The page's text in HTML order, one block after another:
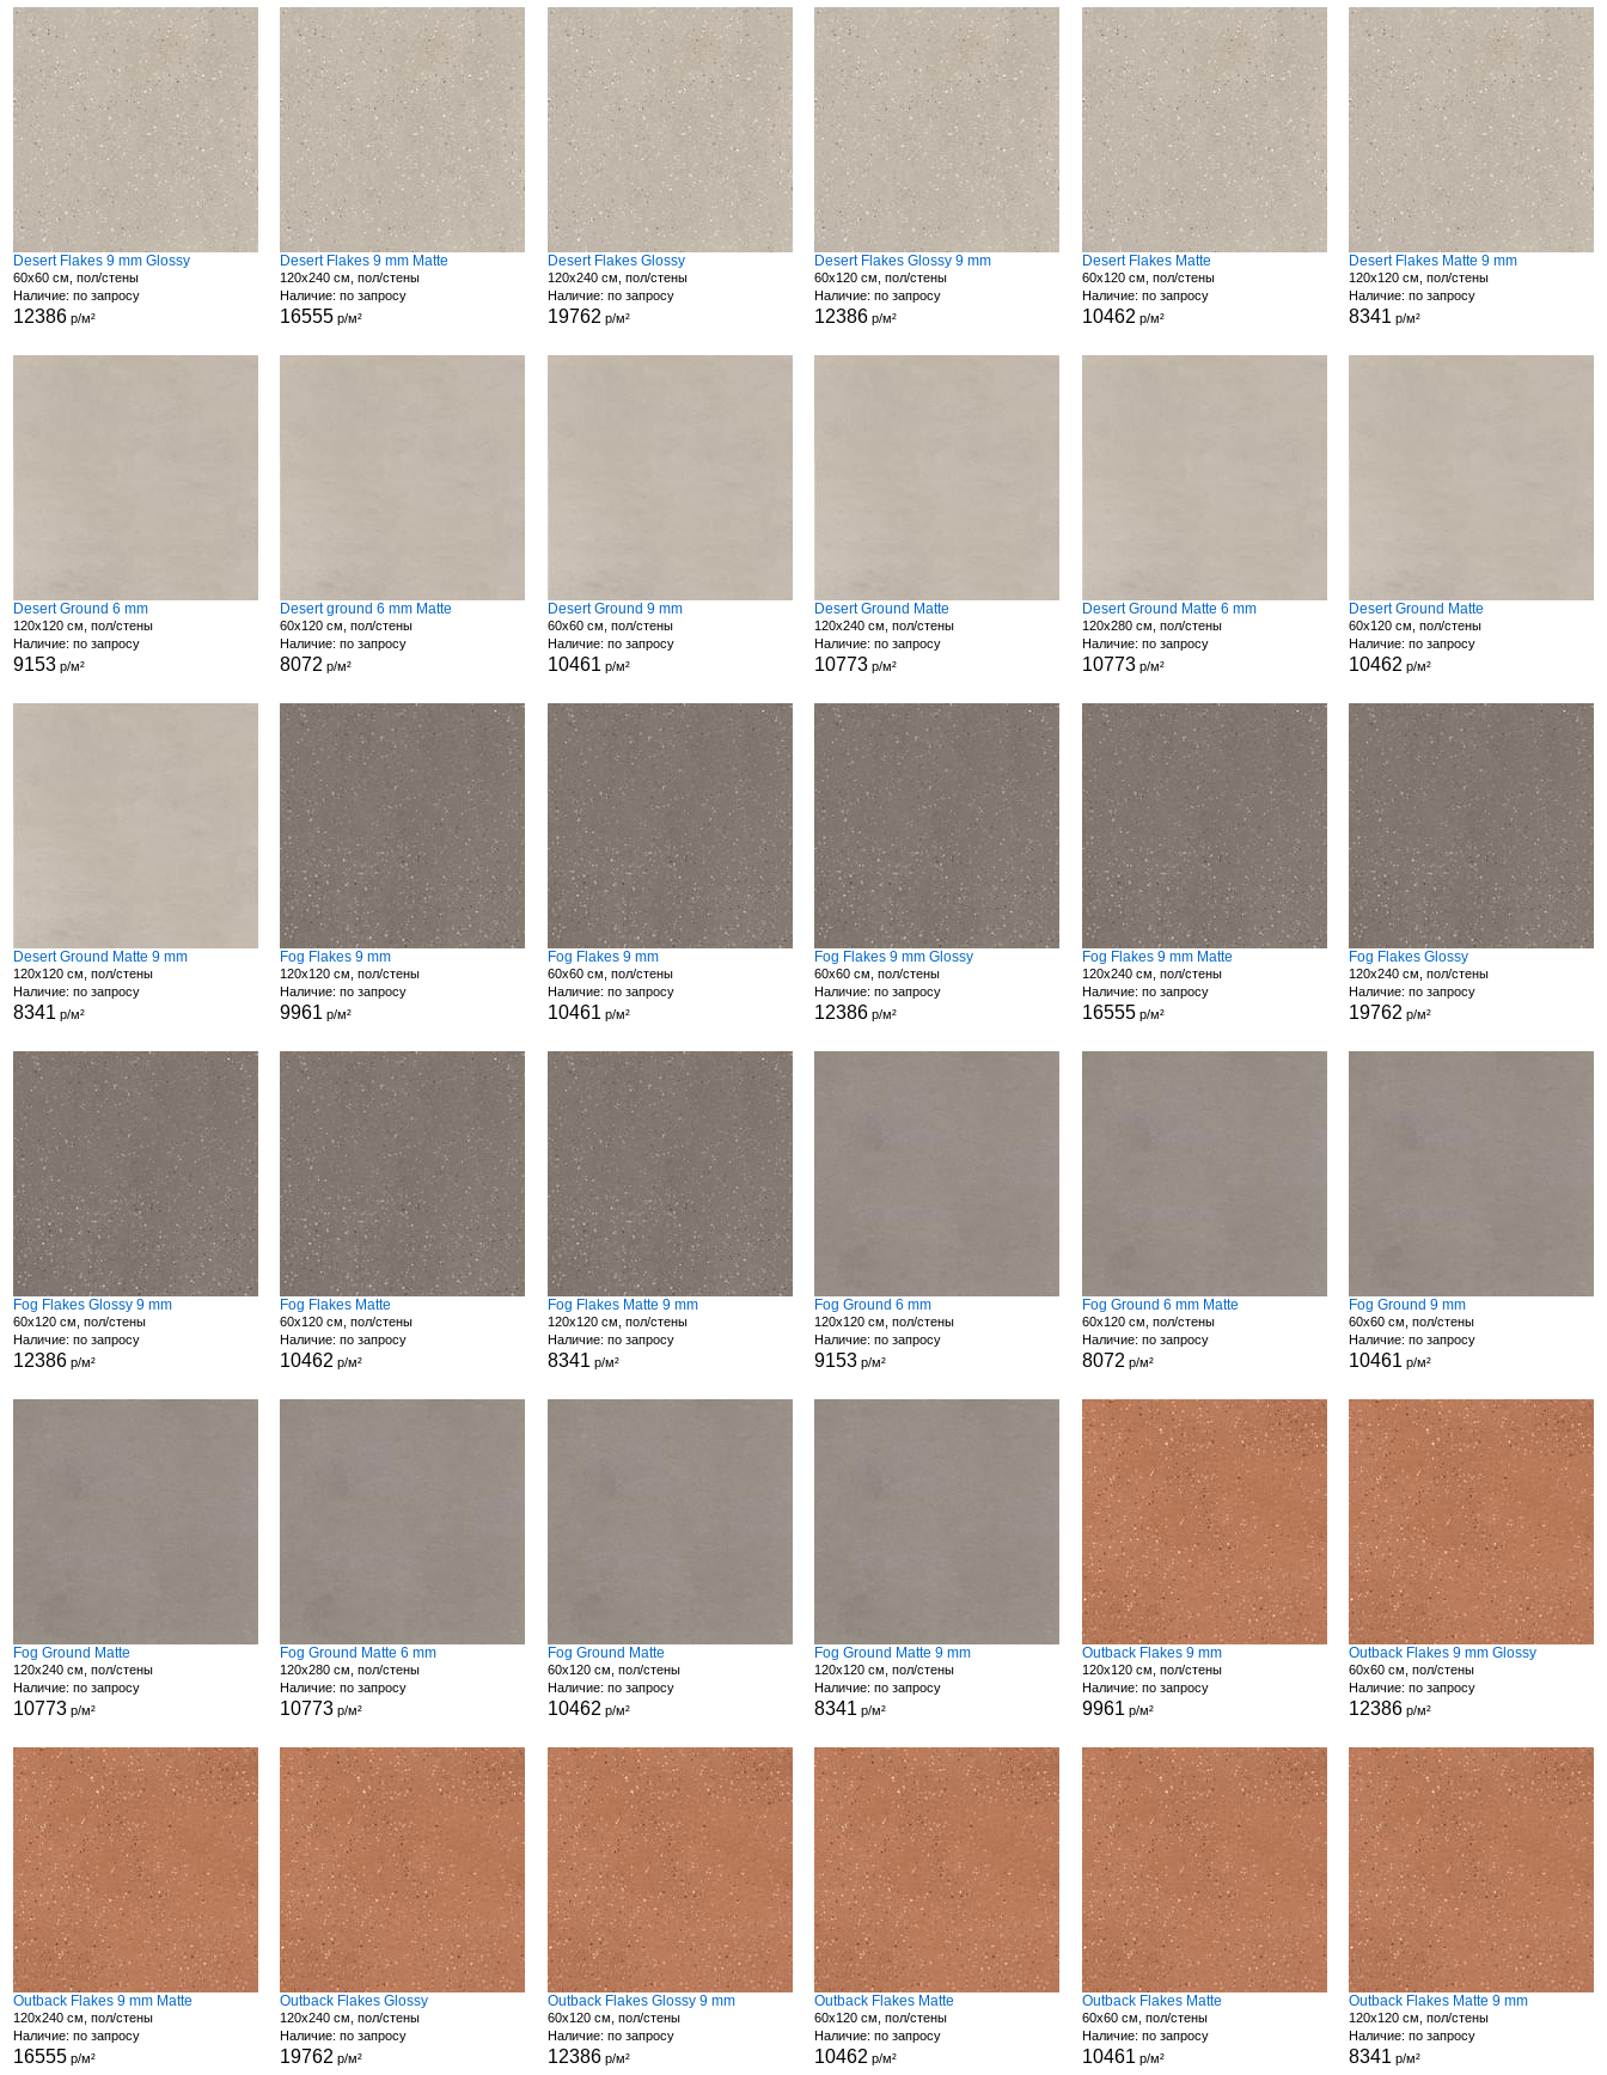
Desert Flakes 9 mm Glossy
60x60 см, пол/стены
Наличие: по запросу
12386р/м²
Desert Flakes 9 mm Matte
120x240 см, пол/стены
Наличие: по запросу
16555 р/м²
Desert Flakes Glossy
120x240 см, пол/стены
Наличие: по запросу
19762 р/м²
Desert Flakes Glossy 9 mm
60x120 см, пол/стены
Наличие: по запросу
12386 р/м²
Desert Flakes Matte
60x120 см, пол/стены
Наличие: по запросу
10462 р/м²
Desert Flakes Matte 9 mm
120x120 см, пол/стены
Наличие: по запросу
8341 р/м²
Desert Ground 6 mm
120x120 см, пол/стены
Наличие: по запросу
9153р/м²
Desert ground 6 mm Matte
60x120 см, пол/стены
Наличие: по запросу
8072 р/м²
Desert Ground 9 mm
60x60 см, пол/стены
Наличие: по запросу
10461 р/м²
Desert Ground Matte
120x240 см, пол/стены
Наличие: по запросу
10773 р/м²
Desert Ground Matte 6 mm
120x280 см, пол/стены
Наличие: по запросу
10773р/м²
Desert Ground Matte
60x120 см, пол/стены
Наличие: по запросу
10462 р/м²
Desert Ground Matte 9 mm
120x120 см, пол/стены
Наличие: по запросу
8341 р/м²
Fog Flakes 9 mm
120x120 см, пол/стены
Наличие: по запросу
9961 р/м²
Fog Flakes 9 mm
60x60 см, пол/стены
Наличие: по запросу
10461 р/м²
Fog Flakes 9 mm Glossy
60x60 см, пол/стены
Наличие: по запросу
12386 р/м²
Fog Flakes 9 mm Matte
120x240 см, пол/стены
Наличие: по запросу
16555р/м²
Fog Flakes Glossy
120x240 см, пол/стены
Наличие: по запросу
19762 р/м²
Fog Flakes Glossy 9 mm
60x120 см, пол/стены
Наличие: по запросу
12386р/м²
Fog Flakes Matte
60x120 см, пол/стены
Наличие: по запросу
10462 р/м²
Fog Flakes Matte 9 mm
120x120 см, пол/стены
Наличие: по запросу
8341 р/м²
Fog Ground 6 mm
120x120 см, пол/стены
Наличие: по запросу
9153 р/м²
Fog Ground 6 mm Matte
60x120 см, пол/стены
Наличие: по запросу
8072 р/м²
Fog Ground 9 mm
60x60 см, пол/стены
Наличие: по запросу
10461 р/м²
Fog Ground Matte
120x240 см, пол/стены
Наличие: по запросу
10773р/м²
Fog Ground Matte 6 mm
120x280 см, пол/стены
Наличие: по запросу
10773 р/м²
Fog Ground Matte
60x120 см, пол/стены
Наличие: по запросу
10462 р/м²
Fog Ground Matte 9 mm
120x120 см, пол/стены
Наличие: по запросу
8341 р/м²
Outback Flakes 9 mm
120x120 см, пол/стены
Наличие: по запросу
9961 р/м²
Outback Flakes 9 mm Glossy
60x60 см, пол/стены
Наличие: по запросу
12386 р/м²
Outback Flakes 9 mm Matte
120x240 см, пол/стены
Наличие: по запросу
16555р/м²
Outback Flakes Glossy
120x240 см, пол/стены
Наличие: по запросу
19762 р/м²
Outback Flakes Glossy 9 mm
60x120 см, пол/стены
Наличие: по запросу
12386р/м²
Outback Flakes Matte
60x120 см, пол/стены
Наличие: по запросу
10462 р/м²
Outback Flakes Matte
60x60 см, пол/стены
Наличие: по запросу
10461 р/м²
Outback Flakes Matte 9 mm
120x120 см, пол/стены
Наличие: по запросу
8341 р/м²